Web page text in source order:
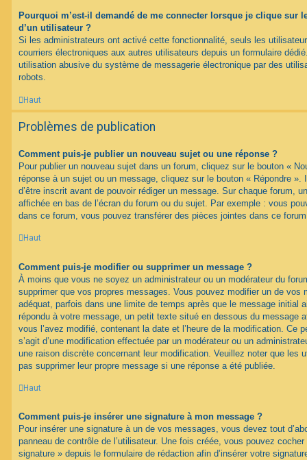
Pourquoi m’est-il demandé de me connecter lorsque je clique sur
d’un utilisateur ?
Si les administrateurs ont activé cette fonctionnalité, seuls les
courriers électroniques aux autres utilisateurs depuis un formulaire
utilisation abusive du système de messagerie électronique par des
robots.
Haut
Problèmes de publication
Comment puis-je publier un nouveau sujet ou une réponse ?
Pour publier un nouveau sujet dans un forum, cliquez sur le bouton «
réponse à un sujet ou un message, cliquez sur le bouton « Répondre
d’être inscrit avant de pouvoir rédiger un message. Sur chaque forum,
affichée en bas de l’écran du forum ou du sujet. Par exemple : vous
dans ce forum, vous pouvez transférer des pièces jointes dans ce
Haut
Comment puis-je modifier ou supprimer un message ?
À moins que vous ne soyez un administrateur ou un modérateur du
supprimer que vos propres messages. Vous pouvez modifier un de vos
adéquat, parfois dans une limite de temps après que le message initial
répondu à votre message, un petit texte situé en dessous du message
vous l’avez modifié, contenant la date et l’heure de la modification. Ce
s’agit d’une modification effectuée par un modérateur ou un
une raison discrète concernant leur modification. Veuillez noter que les
pas supprimer leur propre message si une réponse a été publiée.
Haut
Comment puis-je insérer une signature à mon message ?
Pour insérer une signature à un de vos messages, vous devez tout
panneau de contrôle de l’utilisateur. Une fois créée, vous pouvez
signature » depuis le formulaire de rédaction afin d’insérer votre